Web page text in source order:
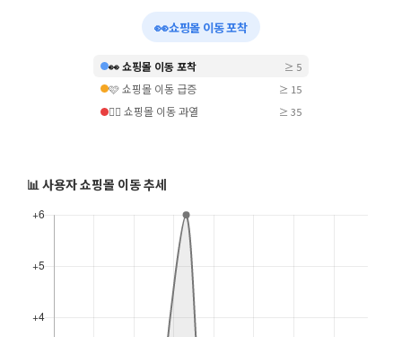
👀쇼핑몰 이동 포착
👀 쇼핑몰 이동 포착 ≥ 5
🩷 쇼핑몰 이동 급증 ≥ 15
❤️‍🔥 쇼핑몰 이동 과열 ≥ 35
📊 사용자 쇼핑몰 이동 추세